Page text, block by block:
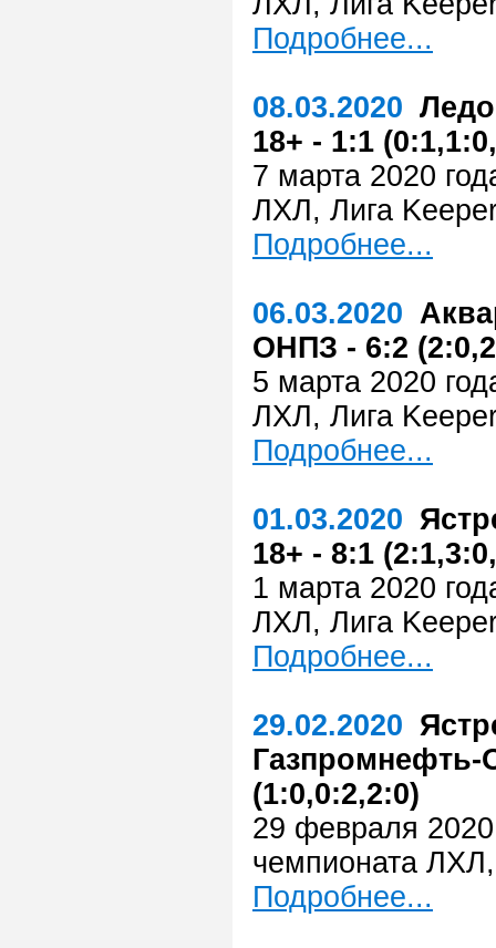
Подробнее...
08.03.2020
18+ - 1:1
7 марта 2020
ЛХЛ, Лига
Подробнее...
06.03.2020
ОНПЗ - 6:2
5 марта 2020
ЛХЛ, Лига
Подробнее...
01.03.2020
18+ - 8:1
1 марта 2020
ЛХЛ, Лига
Подробнее...
29.02.2020
(1:0,0:2,2:0)
29 февраля
чемпионата
Подробнее...